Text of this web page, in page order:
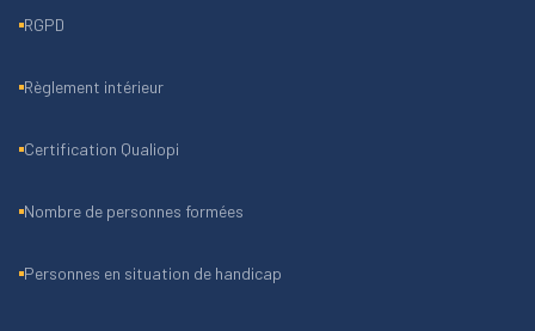
RGPD
Règlement intérieur
Certification Qualiopi
Nombre de personnes formées
Personnes en situation de handicap